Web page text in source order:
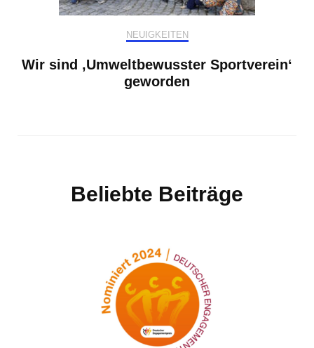
NEUIGKEITEN
Wir sind ‚Umweltbewusster Sportverein‘
geworden
Beliebte Beiträge